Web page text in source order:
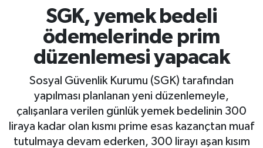
SGK, yemek bedeli
ödemelerinde prim
düzenlemesi yapacak
Sosyal Güvenlik Kurumu (SGK) tarafından
yapılması planlanan yeni düzenlemeyle,
çalışanlara verilen günlük yemek bedelinin 300
liraya kadar olan kısmı prime esas kazançtan muaf
tutulmaya devam ederken, 300 lirayı aşan kısım
ONİKİŞUBAT
ÖZEL HABER
Künye
Süper Lig Puan Durumu ve Fikstür
Tüm Manşetler
Son Dakika Haberleri
Haber Arşivi